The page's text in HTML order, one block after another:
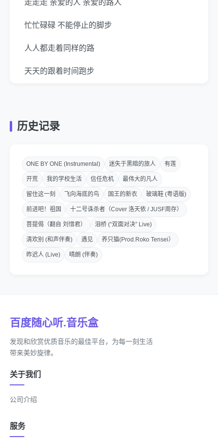
走走走 亲爱的人 亲爱的路人
忙忙碌碌 不能停止的脚步
人人都走着同样的路
天天的跟着时间跑步
出出入入 生命总有归宿
一路风险 一路祝福
忙忙碌碌 不会停止的脚步
枪林弹雨 穿透我的心
梦里没有灵魂 没有自己
欲望里 不清醒我在哪里
历史记录
ONE BY ONE (Instrumental) 迷失于黑暗的旅人 有莲
开荒 我的学校生活 信任危机 最伟大的凡人
留住这一刻 飞向海底的鸟 国王的新衣 玻璃鞋 (粤语版)
前进吧！祖国 十二号诛杀者（Cover 洛天依 / JUSF周存）
菩提偈（翻自 刘惜君） 泪桥 (“双面对决” Live)
清欢别 (和声伴奏) 遇见 养只猫(Prod.Roko Tensei）
昨迟人 (Live) 晴朗 (伴奏)
百度随心听.音乐盒
发现和欣赏优质音乐的最佳平台，为每一刻生活
带来美妙旋律。
关于我们
公司介绍
服务